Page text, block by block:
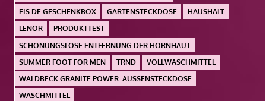
EIS.DE GESCHENKBOX GARTENSTECKDOSE
HAUSHALT
LENOR
PRODUKTTEST
SCHONUNGSLOSE ENTFERNUNG DER HORNHAUT
SUMMER FOOT FOR MEN
TRND
VOLLWASCHMITTEL
WALDBECK GRANITE POWER. AUSSENSTECKDOSE
WASCHMITTEL